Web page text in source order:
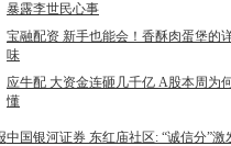
暴露李世民心事
宝融配资 新手也能会！香酥肉蛋堡的
味
应牛配 大资金连砸几千亿 A股本周为
懂
中国银河证券 东红庙社区: “诚信分”激